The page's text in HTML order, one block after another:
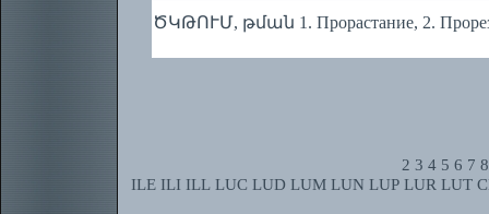
ԾԿԹՈՒՄ, թման 1. Прорастание, 2.
2 3 4 5 6 7 8
ILE ILI ILL LUC LUD LUM LUN LUP LUR LUT